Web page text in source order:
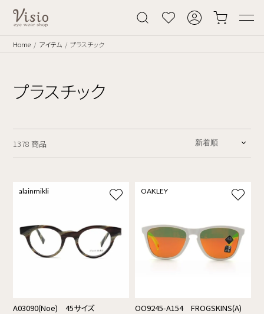
Home アイテム プラスチック
プラスチック
1378 商品
alainmikli
A03090(Noe) 45サイズ
OAKLEY
OO9245-A154 FROGSKINS(A)